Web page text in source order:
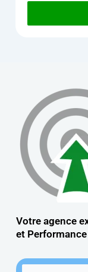
Votre agence
et